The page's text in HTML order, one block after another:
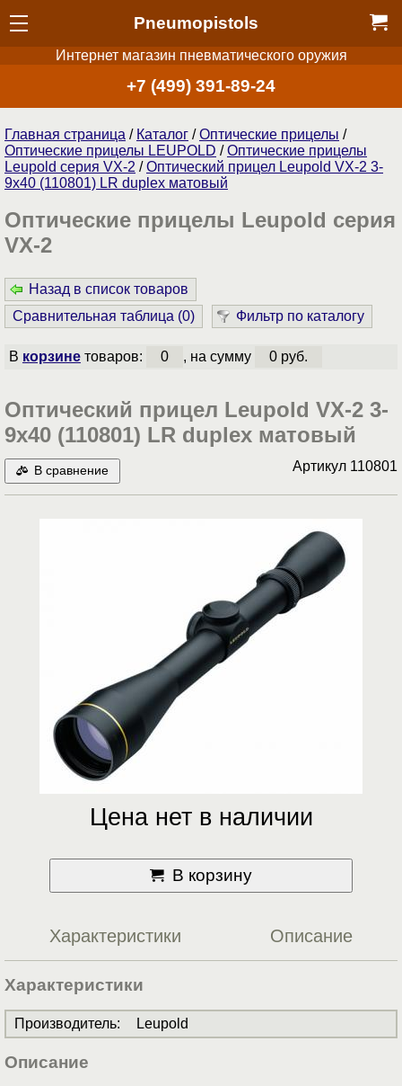
Pneumopistols
Интернет магазин пневматического оружия
+7 (499) 391-89-24
Главная страница / Каталог /Оптические прицелы /
Оптические прицелы LEUPOLD /Оптические прицелы
Leupold серия VX-2 /Оптический прицел Leupold VX-2 3-
9x40 (110801) LR duplex матовый
Оптические прицелы Leupold серия
VX-2
Назад в список товаров
Сравнительная таблица (0) Фильтр по каталогу
В корзинетоваров: 0 , на сумму 0 руб.
Оптический прицел Leupold VX-2 3-
9x40 (110801) LR duplex матовый
В сравнение Артикул 110801
Цена нет в наличии
В корзину
Характеристики Описание
Характеристики
Производитель: Leupold
Описание